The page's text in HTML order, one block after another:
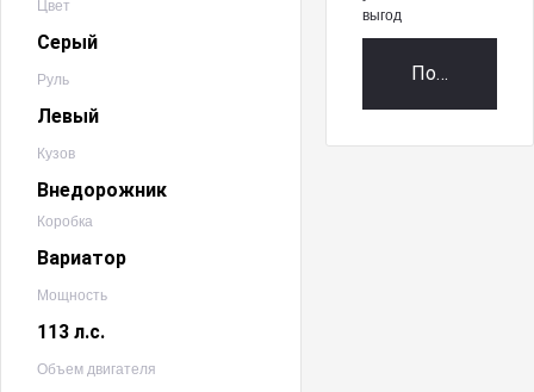
Цвет
Серый
Руль
Левый
Кузов
Внедорожник
Коробка
Вариатор
Мощность
113 л.с.
Объем двигателя
выгод
Получить